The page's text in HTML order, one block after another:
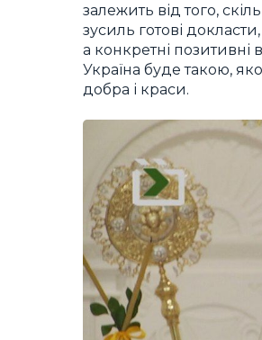
залежить від того,
зусиль готові
а конкретні
Україна буде такою,
добра і краси.